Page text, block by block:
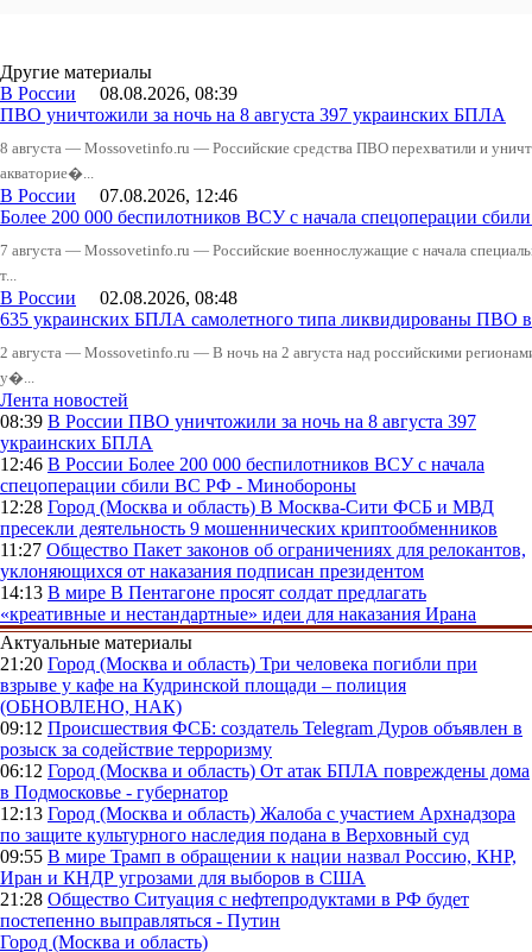
Другие материалы
В России 08.08.2026, 08:39
ПВО уничтожили за ночь на 8 августа 397 украинских БПЛА
8 августа — Mossovetinfo.ru — Российские средства ПВО перехватили и
акваторие�...
В России 07.08.2026, 12:46
Более 200 000 беспилотников ВСУ с начала спецоперации
7 августа — Mossovetinfo.ru — Российские военнослужащие с начала
т...
В России 02.08.2026, 08:48
635 украинских БПЛА самолетного типа ликвидированы ПВО
2 августа — Mossovetinfo.ru — В ночь на 2 августа над российскими
у�...
Лента новостей
08:39 В России ПВО уничтожили за ночь на 8 августа 397
украинских БПЛА
12:46 В России Более 200 000 беспилотников ВСУ с начала
спецоперации сбили ВС РФ - Минобороны
12:28 Город (Москва и область) В Москва-Сити ФСБ и МВД
пресекли деятельность 9 мошеннических криптообменников
11:27 Общество Пакет законов об ограничениях для релокантов,
уклоняющихся от наказания подписан президентом
14:13 В мире В Пентагоне просят солдат предлагать
«креативные и нестандартные» идеи для наказания Ирана
Актуальные материалы
21:20 Город (Москва и область) Три человека погибли при
взрыве у кафе на Кудринской площади – полиция
(ОБНОВЛЕНО, НАК)
09:12 Происшествия ФСБ: создатель Telegram Дуров объявлен в
розыск за содействие терроризму
06:12 Город (Москва и область) От атак БПЛА повреждены дома
в Подмосковье - губернатор
12:13 Город (Москва и область) Жалоба с участием Архнадзора
по защите культурного наследия подана в Верховный суд
09:55 В мире Трамп в обращении к нации назвал Россию, КНР,
Иран и КНДР угрозами для выборов в США
21:28 Общество Ситуация с нефтепродуктами в РФ будет
постепенно выправляться - Путин
Город (Москва и область)